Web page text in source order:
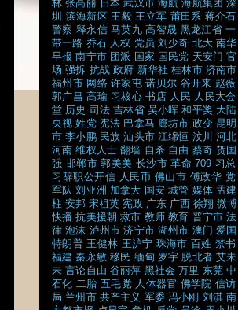
林 张高丽 日本 武汉市 海航 海航集团 深
圳
滨海新区 王毅 王立军 莆田系 蒋介石
警察 释永信 马英九 高智晟 黑龙江省 一
带一路 乔石 人权 党员 刘少奇 北大 南华
早报 南宁市 团派 国家 国民党 天安门 官
场 强拆 抗战 政府 新华社 桂林市 济南市
福州市 网络 许家屯 诺贝尔 谷开来 赵薇
郭广昌 高瑜 习核心 书店 人民 人民大会
堂 历史 司法 吉林省 吴小晖 和平奖 大陆
央视 姓党 宪法 巴拿马 廊坊市 政变 昆明
市 李小鹏 民族 汕头市 江绵恒 汶川
河北
河南 维权人士 翻墙 自杀 自由 蔡奇 贺国
强 邯郸市 郭美美 长沙市 革命 709 习总
习辞职公开信 人民币 佛山市 傅政华 党
军队 刘亚洲 加拿大 国安 城管 媒体 孟建
柱 安邦 宋祖英 宪政 广东 广西 徐翔 微博
快播 抗美援朝 救市 教师 教育 普宁市 法
律 泡沫 泸州市 济宁市 湖州市 澳门 爱国
特朗普 王健林 王沪宁 珠海市 百姓 禁书
福建 秦永敏 移民 缅甸 罗宇 脱北者 艾未
未 言论自由 谷丽萍 黑社会 万里 东莞 中
石化 二胎 五毛党 人体器官 佛学院 信访
局 兰州市 共产主义 军委 冯小刚 刘淇 南